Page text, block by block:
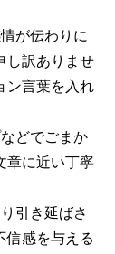
が伝わりに
し訳ありませ
ン言葉を入れ
どでごまか
章に近い丁寧
引き延ばさ
信感を与える